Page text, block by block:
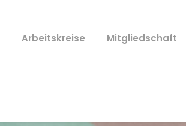
Arbeitskreise Mitgliedschaft